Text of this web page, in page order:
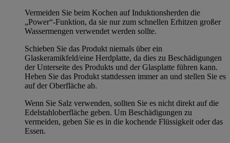
Vermeiden Sie beim Kochen auf Induktionsherden die
„Power“-Funktion, da sie nur zum schnellen Erhitzen großer
Wassermengen verwendet werden sollte.
Schieben Sie das Produkt niemals über ein
Glaskeramikfeld/eine Herdplatte, da dies zu Beschädigungen
der Unterseite des Produkts und der Glasplatte führen kann.
Heben Sie das Produkt stattdessen immer an und stellen Sie es
auf der Oberfläche ab.
Wenn Sie Salz verwenden, sollten Sie es nicht direkt auf die
Edelstahloberfläche geben. Um Beschädigungen zu
vermeiden, geben Sie es in die kochende Flüssigkeit oder das
Essen.